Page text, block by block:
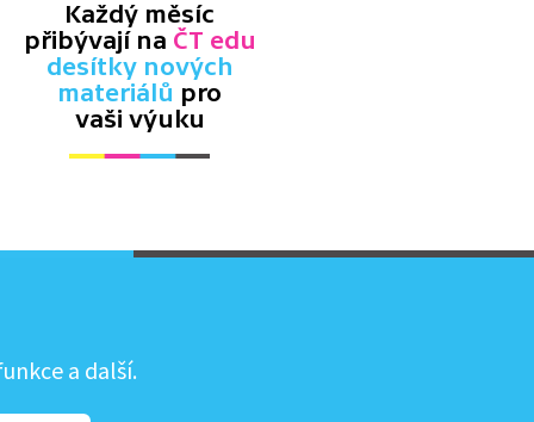
Každý měsíc
přibývají na ČT edu
desítky nových
materiálů pro
vaši výuku
a další.